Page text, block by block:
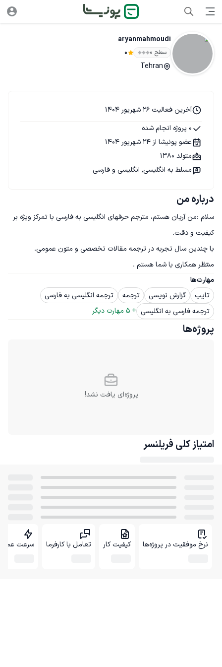
aryanmahmoudi
سطح ۰ 0
Tehran
درباره من
سلام :من آریان هستم، مترجم حرفهای انگلیسی به فارسی با تمرکز ویژه بر
منتظر همکاری با شما هستم .
مهارت‌ها
تایپ
گزارش نویسی ترجمه
ترجمه انگلیسی به فارسی
ترجمه فارسی به انگلیسی +
5 مهارت دیگر
آخرین فعالیت 26 شهریور 1404
0 پروژه انجام شده
عضو پونیشا از 24 شهریور 1404
متولد 1380
مسلط به انگلیسی, انگلیسی و فارسی
پروژه‌ها
پروژه‌ای یافت نشد!
امتیاز کلی فریلنسر
نرخ موفقیت در پروژه‌ها کیفیت کار تعامل با کارفرما سرعت عمل